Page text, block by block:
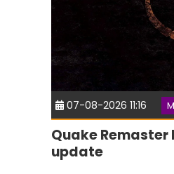
07-08-2026 11:16
Quake
update